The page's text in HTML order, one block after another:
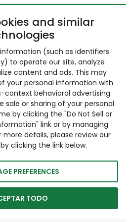
and similar
(such as identifiers
to operate our site, analyze
content and ads. This may
your personal information with
context behavioral advertising.
sale or sharing of your personal
by clicking the "Do Not Sell or
link or by managing
more details, please review our
clicking the link below.
PREFERENCES
TODO